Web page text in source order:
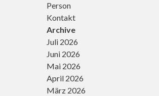
Person
Kontakt
Archive
Juli 2026
Juni 2026
Mai 2026
April 2026
März 2026